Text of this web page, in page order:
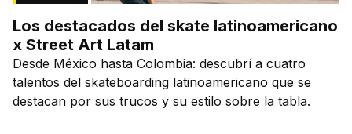
Los destacados del skate latinoamericano
x Street Art Latam
Desde México hasta Colombia: descubrí a cuatro
talentos del skateboarding latinoamericano que se
destacan por sus trucos y su estilo sobre la tabla.